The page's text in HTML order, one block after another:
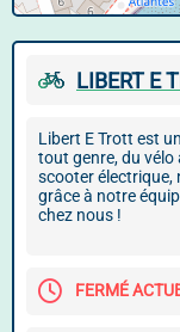
LIBERT E
Libert E Trott est
tout genre, du
scooter électrique,
grâce à notre
chez nous !
FERMÉ